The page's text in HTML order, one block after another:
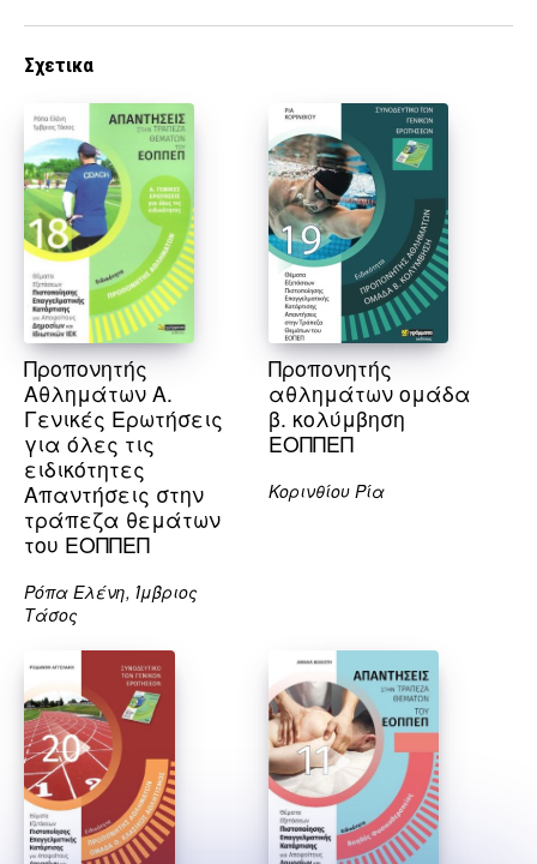
Σχετικα
Προπονητής
Αθλημάτων Α.
Γενικές Ερωτήσεις
για όλες τις
ειδικότητες
Απαντήσεις στην
τράπεζα θεμάτων
του ΕΟΠΠΕΠ
Ρόπα Ελένη, Ίμβριος
Τάσος
Προπονητής
αθλημάτων ομάδα
β. κολύμβηση
ΕΟΠΠΕΠ
Κορινθίου Ρία